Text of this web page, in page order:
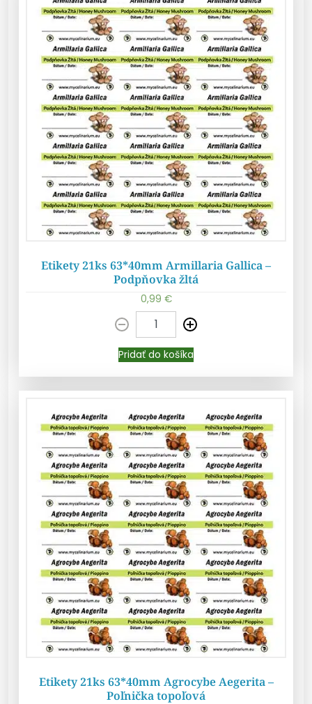
Pridať do košíka
Etikety 21ks 63*40mm Armillaria Gallica –
Podpňovka žltá
0,99 €
Pridať do košíka
Etikety 21ks 63*40mm Agrocybe Aegerita –
Poľnička topoľová